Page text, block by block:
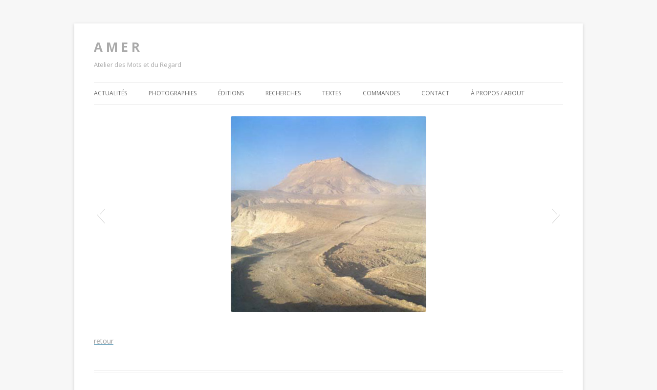
A M E R
Atelier des Mots et du Regard
ACTUALITÉS PHOTOGRAPHIES ÉDITIONS RECHERCHES TEXTES COMMANDES CONTACT À PROPOS / ABOUT
retour